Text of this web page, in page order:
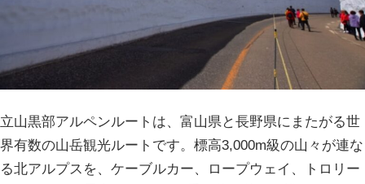
立山黒部アルペンルートは、富山県と長野県にまたがる世
界有数の山岳観光ルートです。標高3,000m級の山々が連な
る北アルプスを、ケーブルカー、ロープウェイ、トロリー